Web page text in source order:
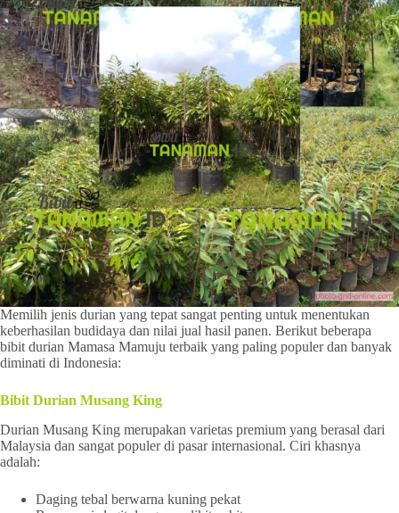
Memilih jenis durian yang tepat sangat penting untuk menentukan
keberhasilan budidaya dan nilai jual hasil panen. Berikut beberapa
bibit durian Mamasa Mamuju terbaik yang paling populer dan banyak
diminati di Indonesia:
Bibit Durian Musang King
Durian Musang King merupakan varietas premium yang berasal dari
Malaysia dan sangat populer di pasar internasional. Ciri khasnya
adalah:
Daging tebal berwarna kuning pekat